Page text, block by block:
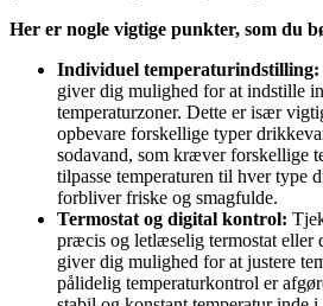
Her er nogle vigtige punkter, som du
Individuel temperaturindstilling:
giver dig mulighed for at indstille
temperaturzoner. Dette er især
opbevare forskellige typer
sodavand, som kræver forskellige
tilpasse temperaturen til hver type
forbliver friske og smagfulde.
Termostat og digital kontrol:
præcis og letlæselig termostat eller
giver dig mulighed for at justere
pålidelig temperaturkontrol er